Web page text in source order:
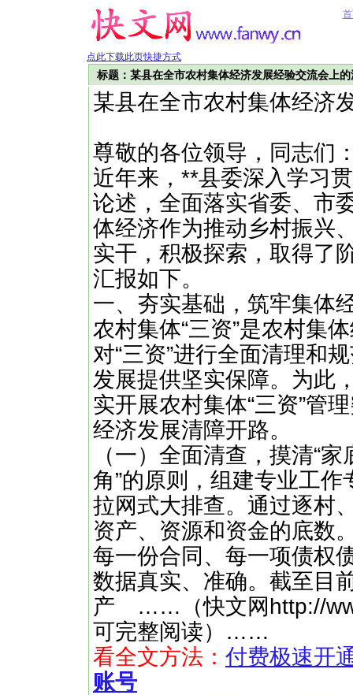
点此下载此页快捷方式
标题：某县在全市农村集体经济发展经验交流会上
某县在全市农村集体经济
尊敬的各位领导，同志们
近年来，**县委深入学习
论述，全面落实省委、市
体经济作为推动乡村振兴
实干，积极探索，取得了
汇报如下。
一、夯实基础，筑牢集体
农村集体“三资”是农村集
对“三资”进行全面清理和
发展提供坚实保障。为此
实开展农村集体“三资”管
经济发展清障开路。
（一）全面清查，摸清“
角”的原则，组建专业工作
拉网式大排查。通过逐村
资产、资源和资金的底数
每一份合同、每一项债权
数据真实、准确。截至目
产 ……（快文网http://
可完整阅读）……
看全文方法： 付费极速开
账号